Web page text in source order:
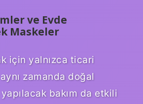
ve Evde
Maskeler
için yalnızca ticari
zamanda doğal
bakım da etkili